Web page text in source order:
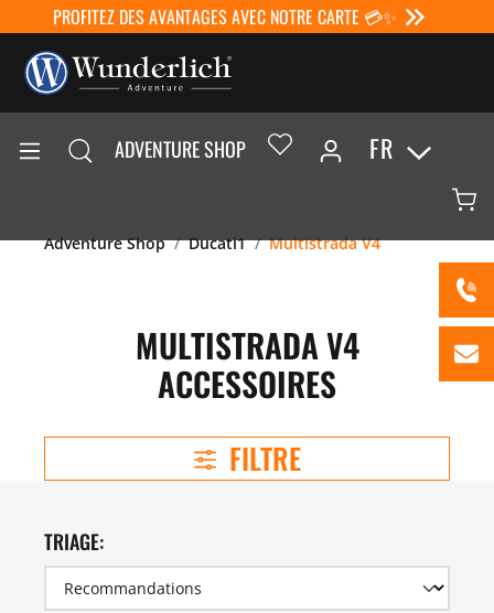
PROFITEZ DES AVANTAGES AVEC NOTRE CARTE 💳✨
ADVENTURE SHOP FR
Adventure Shop Ducati1 Multistrada V4
MULTISTRADA V4
ACCESSOIRES
FILTRE
TRIAGE: